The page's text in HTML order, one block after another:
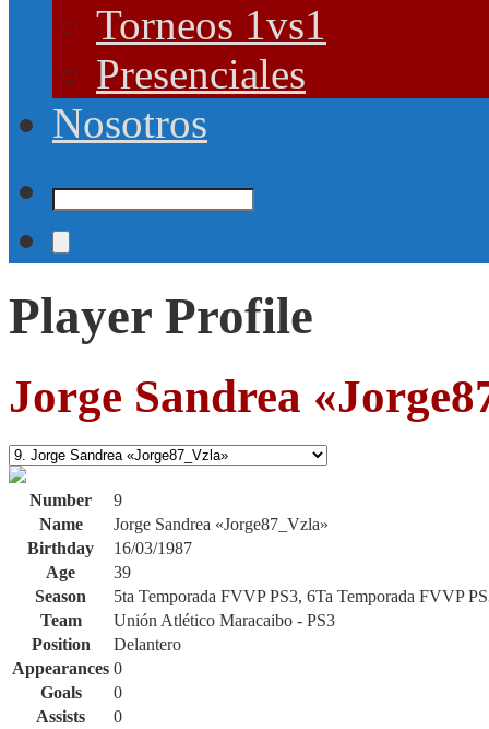
Torneos 1vs1
Presenciales
Nosotros
Player Profile
Jorge Sandrea
Number
9
Name
Jorge Sandrea «Jorge87_Vzla»
Birthday
16/03/1987
Age
39
Season
5ta Temporada FVVP PS3, 6Ta Temporada FVVP
Team
Unión Atlético Maracaibo - PS3
Position
Delantero
Appearances 0
Goals
0
Assists
0